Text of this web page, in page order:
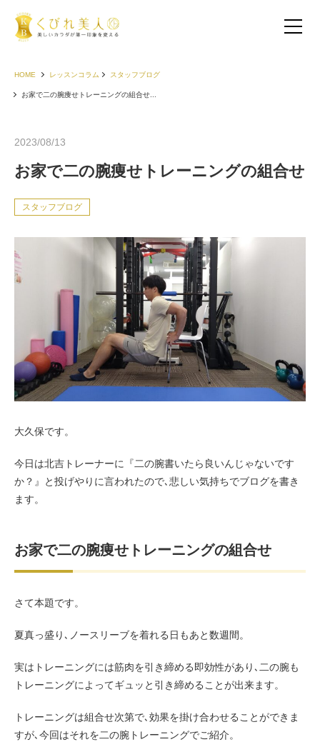
お客様の声（30代以下）
お客様の声（40代）
お客様の声（50代以上）
お客様の声（男性）
HOME レッスンコラム スタッフブログ
お家で二の腕痩せトレーニングの組合せ...
2023/08/13
お家で二の腕痩せトレーニングの組合せ
スタッフブログ
大久保です。
今日は北吉トレーナーに『二の腕書いたら良いんじゃないです
か？』と投げやりに言われたので､悲しい気持ちでブログを書き
ます。
お家で二の腕痩せトレーニングの組合せ
さて本題です。
夏真っ盛り､ノースリーブを着れる日もあと数週間。
実はトレーニングには筋肉を引き締める即効性があり､二の腕も
トレーニングによってギュッと引き締めることが出来ます。
トレーニングは組合せ次第で､効果を掛け合わせることができま
すが､今回はそれを二の腕トレーニングでご紹介。